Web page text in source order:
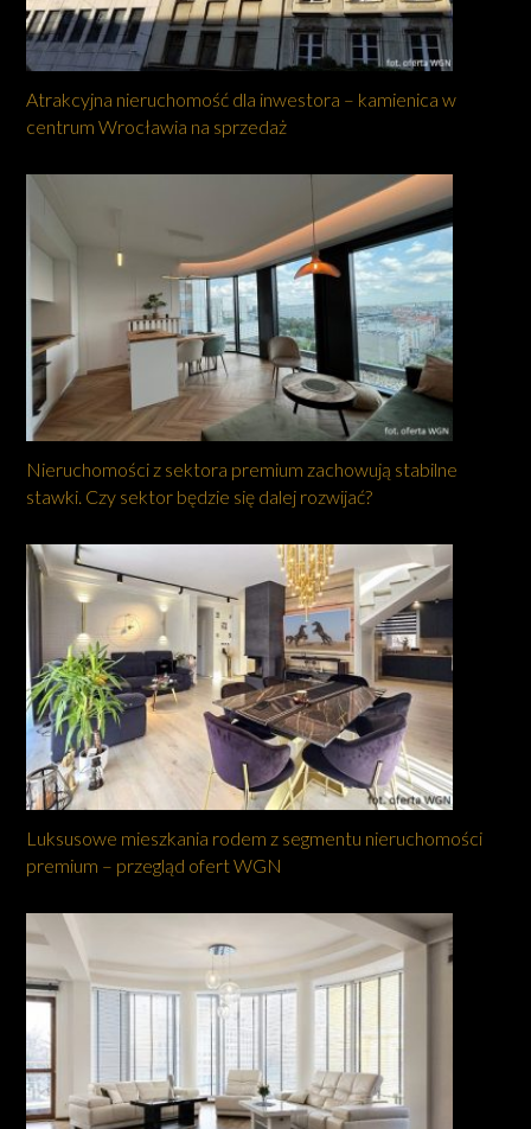
Atrakcyjna nieruchomość dla inwestora – kamienica w
centrum Wrocławia na sprzedaż
Nieruchomości z sektora premium zachowują stabilne
stawki. Czy sektor będzie się dalej rozwijać?
Luksusowe mieszkania rodem z segmentu nieruchomości
premium – przegląd ofert WGN